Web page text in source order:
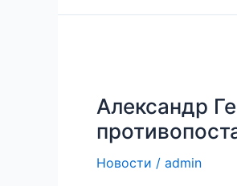
Александр
Новости / admin
Старосельский:
«Судебная
буря»:
что